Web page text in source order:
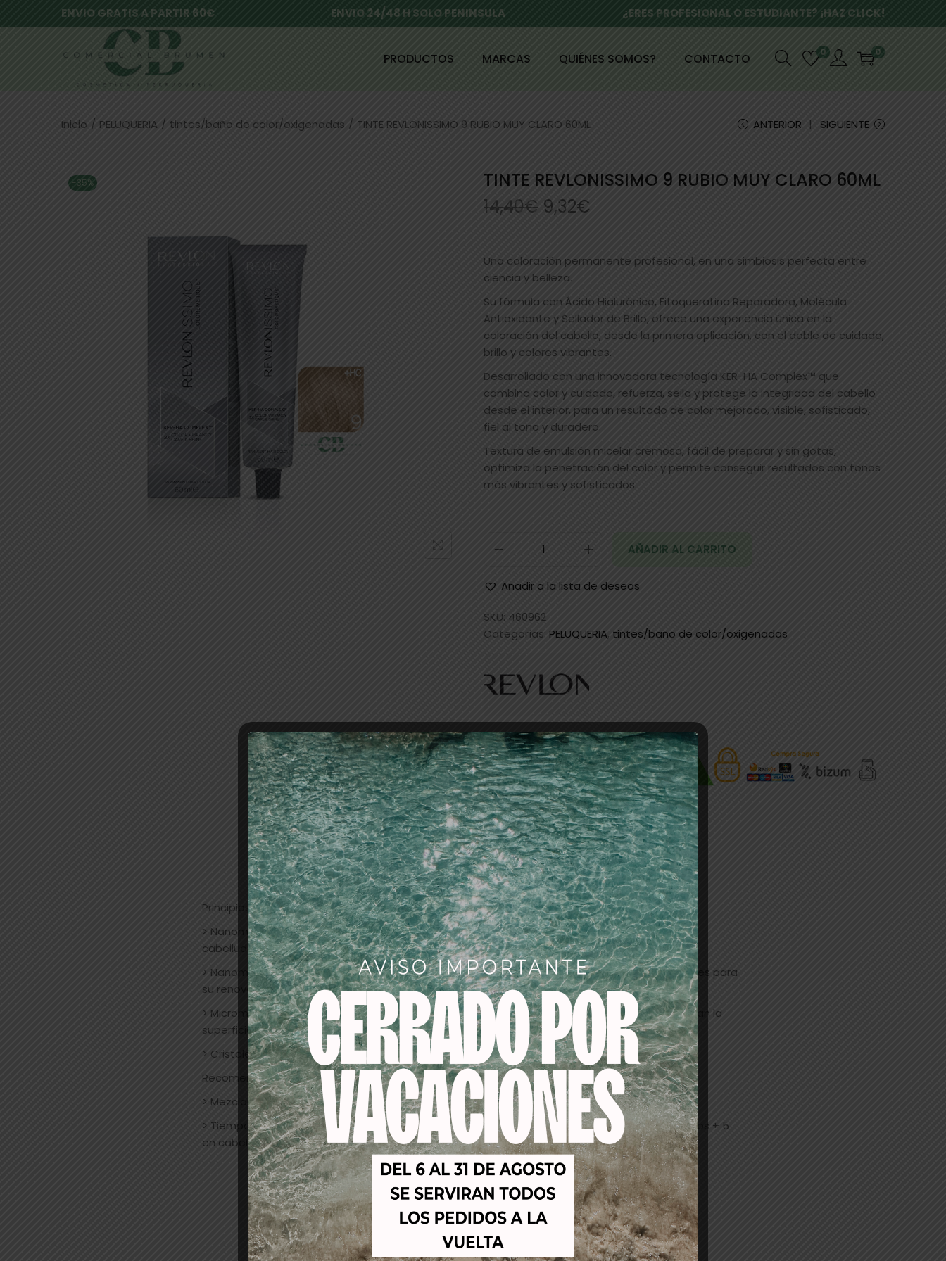
ENVIO GRATIS A PARTIR 60€ ENVIO 24/48 H SOLO PENINSULA ¿ERES PROFESIONAL O ESTUDIANTE? ¡HAZ CLICK!
PRODUCTOS MARCAS QUIÉNES SOMOS? CONTACTO 0 0
Inicio / PELUQUERIA / tintes/baño de color/oxigenadas / TINTE REVLONISSIMO 9 RUBIO MUY CLARO 60ML ANTERIOR SIGUIENTE
-35%
TINTE REVLONISSIMO 9 RUBIO MUY CLARO 60ML
14,40€ 9,32€
Una coloración permanente profesional, en una simbiosis perfecta entre
ciencia y belleza.
Su fórmula con Ácido Hialurónico, Fitoqueratina Reparadora, Molécula
Antioxidante y Sellador de Brillo, ofrece una experiencia única en la
coloración del cabello, desde la primera aplicación, con el doble de cuidado,
brillo y colores vibrantes.
Desarrollado con una innovadora tecnología KER-HA Complex™ que
combina color y cuidado, refuerza, sella y protege la integridad del cabello
desde el interior, para un resultado de color mejorado, visible, sofisticado,
fiel al tono y duradero. .
Textura de emulsión micelar cremosa, fácil de preparar y sin gotas,
optimiza la penetración del color y permite conseguir resultados con tonos
más vibrantes y sofisticados.
AÑADIR AL CARRITO
Añadir a la lista de deseos
SKU: 460962
Categorías: PELUQUERIA, tintes/baño de color/oxigenadas
Descripción
Principios activos:
> Nanomoléculas de Hidrobetaína: Hidrata tanto el córtex como la cutícula. Protege el cuero
cabelludo, evita picores e irritaciones. De origen natural.
> Nanomoléculas de proteínas de soja: Aporta al cabello los elementos nutritivos indispensables para
su renovación. Proteína vegetal.
> Micromoléculas de lípidos: Sellan las distintas capas de la cutícula y las unen al córtex. Reparan la
superficie del cabello.
> Cristales líquidos: Transportan los colorantes y facilitan su fijación en el cabello.
Recomendación de uso:
> Mezclar: 1+1 1/2. 50 ml de color + 75 ml de Creme Peroxide. puede ser de 10v,20v,30v,40v.
> Tiempo de exposición: 30 min. + 10 min. para cabellos resistentes sin calor, con calor 15 minutos + 5
en cabellos resistentes.
Productos relacionados